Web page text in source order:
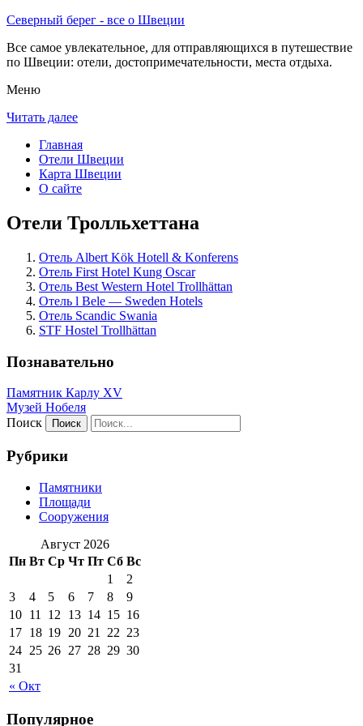
Северный берег - все о Швеции
Все самое увлекательное, для отправляющихся в путешествие
по Швеции: отели, достопримечательности, места отдыха.
Меню
Читать далее
Главная
Отели Швеции
Карта Швеции
О сайте
Отели Тролльхеттана
Отель Albert Kök Hotell & Konferens
Отель First Hotel Kung Oscar
Отель Best Western Hotel Trollhättan
Отель l Bele — Sweden Hotels
Отель Scandic Swania
STF Hostel Trollhättan
Познавательно
Памятник Карлу XV
Музей Нобеля
Поиск
Рубрики
Памятники
Площади
Сооружения
Август 2026
Пн Вт Ср Чт Пт Сб Вс
« Окт
1
2
3
4 5 6 7 8
9
10 11 12 13 14 15 16
17 18 19 20 21 22 23
24 25 26 27 28 29 30
31
Популярное